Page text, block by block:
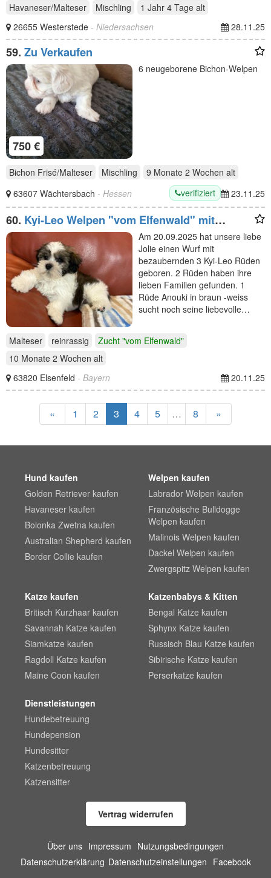
Havaneser/Malteser Mischling 1 Jahr 4 Tage alt
26655 Westerstede - Niedersachsen 28.11.25
59. Zu Verkaufen
750 €
6 neugeborene Bichon-Welpen
Bichon Frisé/Malteser Mischling 9 Monate 2 Wochen alt
63607 Wächtersbach - Hessen verifiziert 23.11.25
60. Kyi-Leo Welpen "vom Elfenwald" mit
Ahnentafeln
Am 20.09.2025 hat unsere liebe
Jolie einen Wurf mit
bezaubernden 3 Kyi-Leo Rüden
geboren. 2 Rüden haben ihre
lieben Familien gefunden. 1
Rüde Anouki in braun -weiss
sucht noch seine liebevolle…
Malteser reinrassig
Zucht "vom Elfenwald"
10 Monate 2 Wochen alt
63820 Elsenfeld - Bayern 20.11.25
« 1 2 3 4 5 … 8 »
Hund kaufen
Golden Retriever kaufen
Havaneser kaufen
Bolonka Zwetna kaufen
Australian Shepherd kaufen
Border Collie kaufen
Welpen kaufen
Labrador Welpen kaufen
Französische Bulldogge
Welpen kaufen
Malinois Welpen kaufen
Dackel Welpen kaufen
Zwergspitz Welpen kaufen
Katze kaufen
Britisch Kurzhaar kaufen
Savannah Katze kaufen
Siamkatze kaufen
Ragdoll Katze kaufen
Maine Coon kaufen
Katzenbabys & Kitten
Bengal Katze kaufen
Sphynx Katze kaufen
Russisch Blau Katze kaufen
Sibirische Katze kaufen
Perserkatze kaufen
Dienstleistungen
Hundebetreuung
Hundepension
Hundesitter
Katzenbetreuung
Katzensitter
Vertrag widerrufen
Über uns Impressum Nutzungsbedingungen
Datenschutzerklärung Datenschutzeinstellungen Facebook